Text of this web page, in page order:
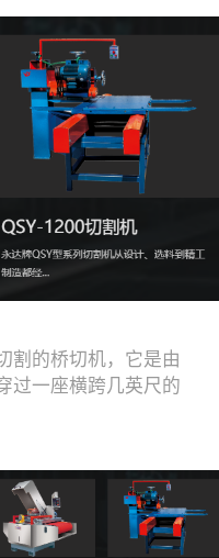
板，操作快速、简便。
割的桥切机，它是由
过一座横跨几英尺的
着石材和工业砖石的
工业砖石的机器，具
现代建筑行业必不可
合适的桥切机厂家也
。选择一个靠谱的桥